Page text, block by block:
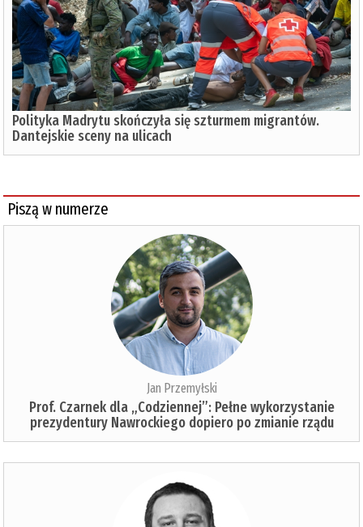
Polityka Madrytu skończyła się szturmem migrantów.
Dantejskie sceny na ulicach
Piszą w numerze
Jan Przemyłski
Prof. Czarnek dla „Codziennej”: Pełne wykorzystanie
prezydentury Nawrockiego dopiero po zmianie rządu